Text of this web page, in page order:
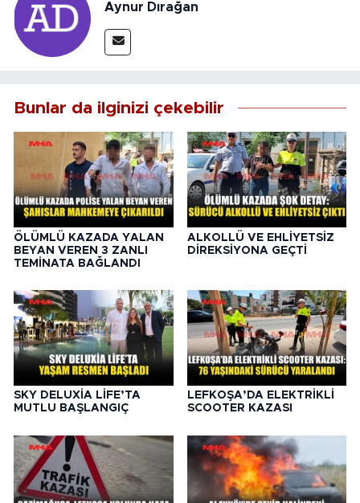
Aynur Dırağan
Bunlar da ilginizi çekebilir
ÖLÜMLÜ KAZADA YALAN
BEYAN VEREN 3 ZANLI
TEMİNATA BAĞLANDI
ALKOLLÜ VE EHLİYETSİZ
DİREKSİYONA GEÇTİ
SKY DELUXİA LİFE’TA
MUTLU BAŞLANGIÇ
LEFKOŞA’DA ELEKTRİKLİ
SCOOTER KAZASI